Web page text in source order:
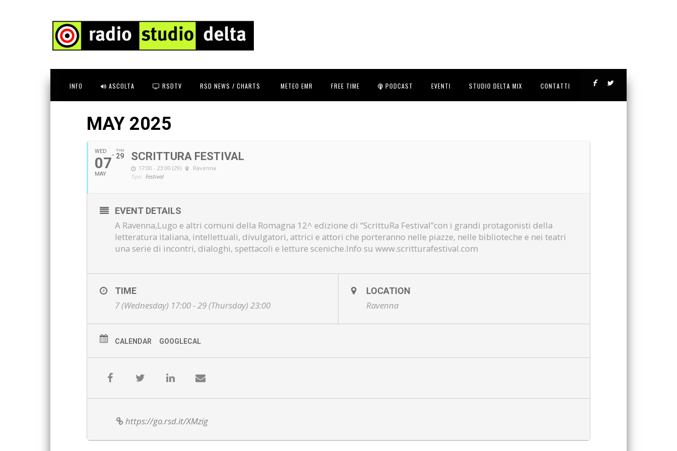
INFO ASCOLTA RSDTV RSD NEWS / CHARTS METEO EMR FREE TIME PODCAST EVENTI STUDIO DELTA MIX CONTATTI
MAY 2025
WED
07
MAY
THU
29 SCRITTURA FESTIVAL
17:00 - 23:00 (29)
Ravenna
Tipo: Festival
EVENT DETAILS
A Ravenna,Lugo e altri comuni della Romagna 12^ edizione di “ScrittuRa Festival”con i grandi protagonisti della
letteratura italiana, intellettuali, divulgatori, attrici e attori che porteranno nelle piazze, nelle biblioteche e nei teatri
una serie di incontri, dialoghi, spettacoli e letture sceniche.Info su www.scritturafestival.com
TIME
7 (Wednesday) 17:00 - 29 (Thursday) 23:00
LOCATION
Ravenna
CALENDAR GOOGLECAL
https://go.rsd.it/XMzig